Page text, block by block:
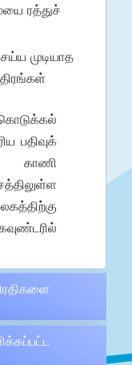
ரத்துச்
முடியாத
கொடுக்கல்
பதிவுக்
காணி